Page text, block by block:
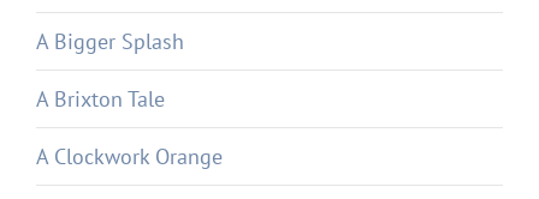
A Bigger Splash
A Brixton Tale
A Clockwork Orange